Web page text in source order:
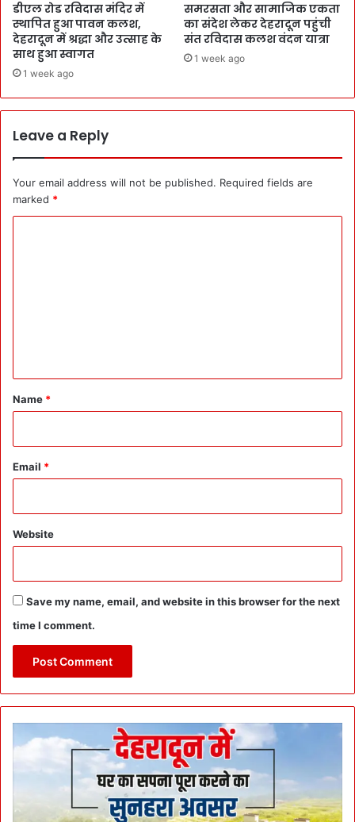
डीएल रोड रविदास मंदिर में
स्थापित हुआ पावन कलश,
देहरादून में श्रद्धा और उत्साह के
साथ हुआ स्वागत
1 week ago
समरसता और सामाजिक एकता
का संदेश लेकर देहरादून पहुंची
संत रविदास कलश वंदन यात्रा
1 week ago
Leave a Reply
Your email address will not be published. Required fields are
marked *
*
Name *
Email *
Website
Save my name, email, and website in this browser for the next
time I comment.